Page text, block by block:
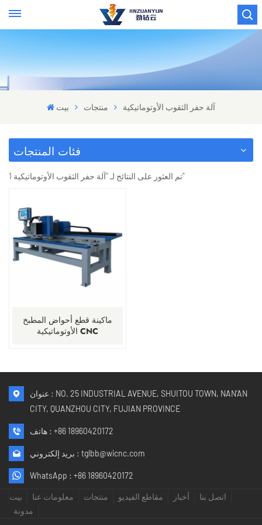
بيت منتجات آلة حفر الثقوب الأوتوماتيكية
فئات المنتجات
1 تم العثور على النتائج لـ "آلة حفر الثقوب الأوتوماتيكية"
ماكينة قطع أحواض المطبخ
الأوتوماتيكية CNC
عنوان : NO. 25 INDUSTRIAL AVENUE, SHUITOU TOWN, NAN'AN
CITY, QUANZHOU CITY, FUJIAN PROVINCE
هاتف : +86 18960420172
بريد إلكتروني : tglbb@wicnc.com
WhatsApp : +86 18960420172
بيت معلومات عنا منتجات مقاطع الفيديو أخبار
اتصل بنا
مدونة